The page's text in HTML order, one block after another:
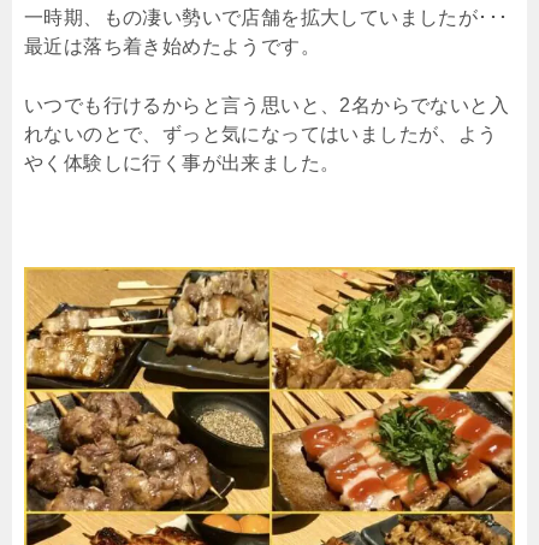
一時期、もの凄い勢いで店舗を拡大していましたが･･･
最近は落ち着き始めたようです。
いつでも行けるからと言う思いと、2名からでないと入
れないのとで、ずっと気になってはいましたが、よう
やく体験しに行く事が出来ました。